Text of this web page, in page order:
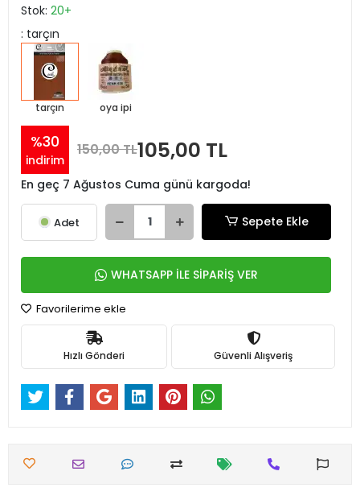
Stok: 20+
: tarçın
tarçın oya ipi
%30
indirim
150,00 TL105,00 TL
En geç 7 Ağustos Cuma günü kargoda!
Adet Sepete Ekle
WHATSAPP İLE SİPARİŞ VER
Favorilerime ekle
Hızlı Gönderi Güvenli Alışveriş